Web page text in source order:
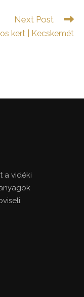
Next Post
kert | Kecskemét
a vidéki